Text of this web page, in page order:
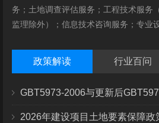
务；土地调查评估服务；工程技术服务
监理除外）；信息技术咨询服务；专业
政策解读 行业百问